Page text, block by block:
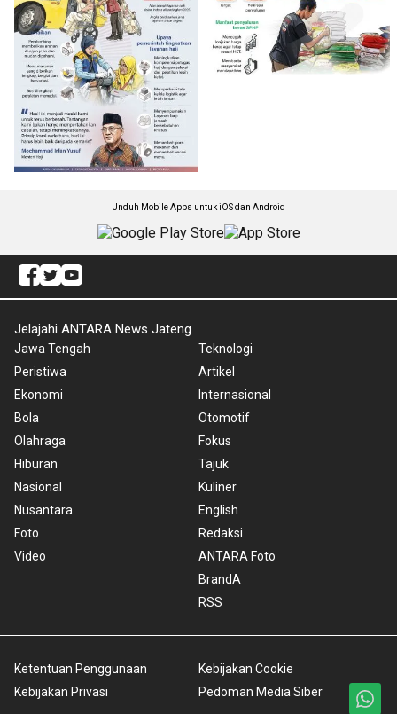
Unduh Mobile Apps untuk iOS dan Android
Jelajahi ANTARA News Jateng
Jawa Tengah
Peristiwa
Ekonomi
Bola
Olahraga
Hiburan
Nasional
Nusantara
Foto
Video
Teknologi
Artikel
Internasional
Otomotif
Fokus
Tajuk
Kuliner
English
Redaksi
ANTARA Foto
BrandA
RSS
Ketentuan Penggunaan
Kebijakan Privasi
Kebijakan Cookie
Pedoman Media Siber